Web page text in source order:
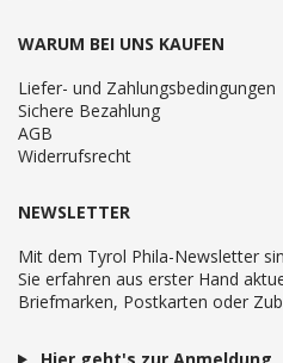
WARUM BEI UNS KAUFEN
Liefer- und Zahlungsbedingungen
Sichere Bezahlung
AGB
Widerrufsrecht
NEWSLETTER
Mit dem Tyrol Phila-Newsletter
Sie erfahren aus erster Hand
Briefmarken, Postkarten oder